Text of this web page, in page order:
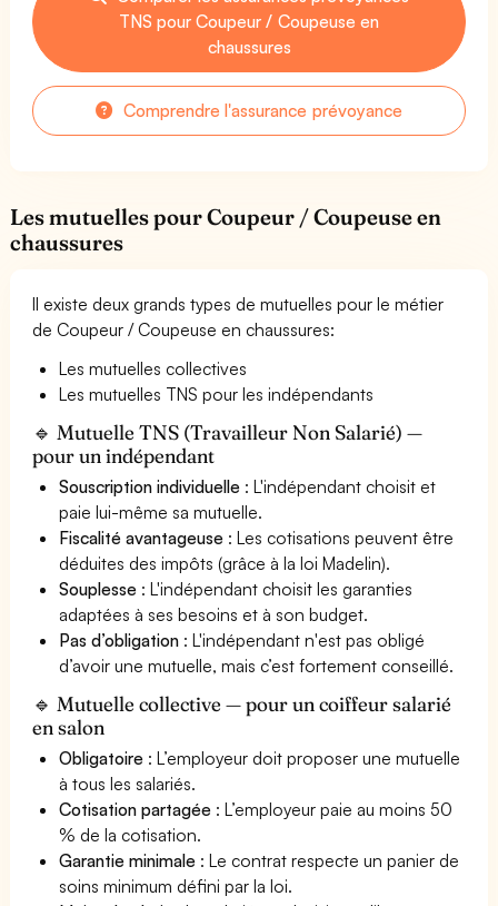
TNS pour Coupeur / Coupeuse en
chaussures
Comprendre l'assurance prévoyance
Les mutuelles pour Coupeur / Coupeuse en
chaussures
Il existe deux grands types de mutuelles pour le métier
de Coupeur / Coupeuse en chaussures:
Les mutuelles collectives
Les mutuelles TNS pour les indépendants
🔹 Mutuelle TNS (Travailleur Non Salarié) —
pour un indépendant
Souscription individuelle : L'indépendant choisit et
paie lui-même sa mutuelle.
Fiscalité avantageuse : Les cotisations peuvent être
déduites des impôts (grâce à la loi Madelin).
Souplesse : L'indépendant choisit les garanties
adaptées à ses besoins et à son budget.
Pas d’obligation : L'indépendant n'est pas obligé
d’avoir une mutuelle, mais c’est fortement conseillé.
🔹 Mutuelle collective — pour un coiffeur salarié
en salon
Obligatoire : L’employeur doit proposer une mutuelle
à tous les salariés.
Cotisation partagée : L’employeur paie au moins 50
% de la cotisation.
Garantie minimale : Le contrat respecte un panier de
soins minimum défini par la loi.